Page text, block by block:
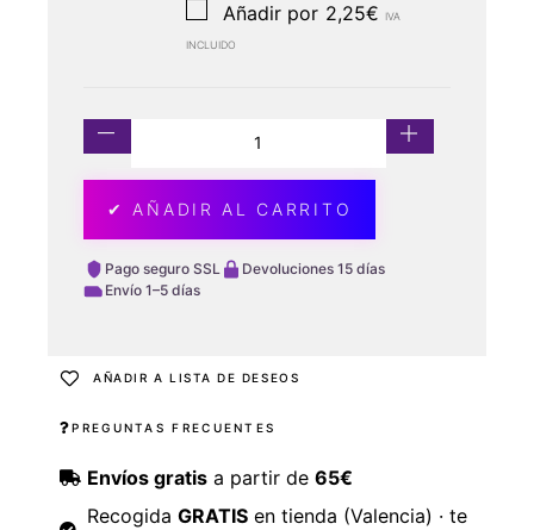
Añadir por 2,25€ IVA
INCLUIDO
✔ AÑADIR AL CARRITO
Pago seguro SSL
Devoluciones 15 días
Envío 1–5 días
AÑADIR A LISTA DE DESEOS
PREGUNTAS FRECUENTES
Envíos gratisa partir de 65€
Recogida GRATISen tienda (Valencia) · te